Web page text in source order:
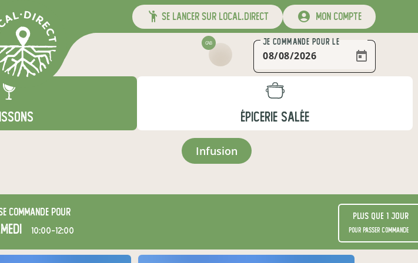
se lancer sur local.direct mon compte
CAB JE COMMANDE POUR LE
ÉPICERIE SALÉE
infusion
commande pour
10:00-12:00
Plus que 1 jour
pour passer commande